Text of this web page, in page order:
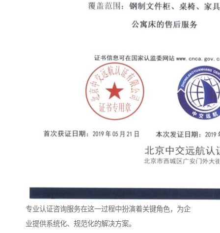
专业认证咨询服务在这一过程中扮演着关键角色，为企
业提供系统化、规范化的解决方案。